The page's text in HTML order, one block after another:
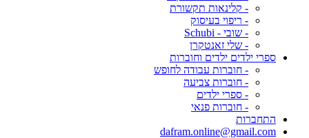
- קלינאות תקשורת
- ריפוי בעיסוק
- שובי - Schubi
- שלי זאנטקרן
ספרי ילדים ילדים וחוברות
- חוברות עבודה לחופש
- חוברות צביעה
- ספרי ילדים
- חוברות פנאי
התחברות
dafram.online@gmail.com